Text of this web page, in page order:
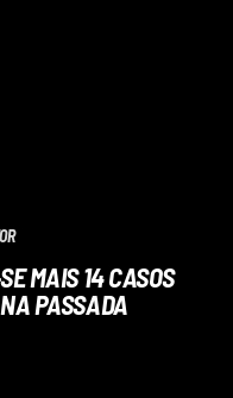
MAIS 14 CASOS
PASSADA